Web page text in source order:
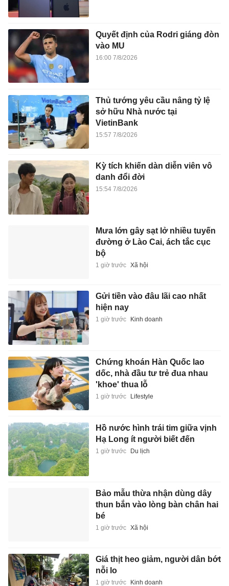
Quyết định của Rodri giáng đòn
vào MU
16:00 7/8/2026
Thủ tướng yêu cầu nâng tỷ lệ
sở hữu Nhà nước tại
VietinBank
15:57 7/8/2026
Kỳ tích khiến dàn diễn viên vô
danh đổi đời
15:54 7/8/2026
Mưa lớn gây sạt lở nhiều tuyến
đường ở Lào Cai, ách tắc cục
bộ
1 giờ trước Xã hội
Gửi tiền vào đâu lãi cao nhất
hiện nay
1 giờ trước Kinh doanh
Chứng khoán Hàn Quốc lao
dốc, nhà đầu tư trẻ đua nhau
'khoe' thua lỗ
1 giờ trước Lifestyle
Hồ nước hình trái tim giữa vịnh
Hạ Long ít người biết đến
1 giờ trước Du lịch
Bảo mẫu thừa nhận dùng dây
thun bắn vào lòng bàn chân hai
bé
1 giờ trước Xã hội
Giá thịt heo giảm, người dân bớt
nỗi lo
1 giờ trước Kinh doanh